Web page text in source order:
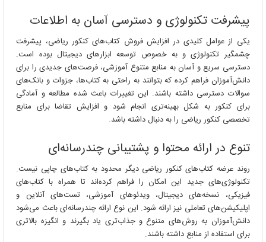
پیشرفت تکنولوژی و دسترسی آسان به اطلاعات
یکی از عوامل کلیدی در افزایش فروش کتاب‌های کنکور ریاضی، پیشرفت
چشمگیر تکنولوژی و به خصوص توسعه ابزارهای دیجیتال بوده است.
دسترسی سریع و آسان به منابع متنوع آموزشی، فرصت‌های جدیدی را برای
دانش‌آموزان فراهم کرده که بتوانند به راحتی به کتاب‌ها، جزوات و بانک‌های
سوالات دسترسی داشته باشند. این تغییرات باعث شده مطالعه و آمادگی
برای کنکور به شکل بهینه‌تری انجام شود و افزایش تقاضا برای منابع
تخصصی کنکور ریاضی را به دنبال داشته باشد.
تنوع در ارائه محتوا و پشتیبانی چندرسانه‌ای
روند عرضه کتاب‌های کنکور ریاضی دیگر محدود به کتاب‌های چاپی نیست.
تکنولوژی‌های جدید این امکان را فراهم کرده‌اند تا همراه با کتاب‌های
فیزیکی، نسخه‌های دیجیتال، ویدئوهای آموزشی، تست‌های آنلاین و
اپلیکیشن‌های تعاملی نیز ارائه شود. این نوع ارائه چندرسانه‌ای باعث می‌شود
دانش‌آموزان به روش‌های متنوع و جذاب‌تری یاد بگیرند و انگیزه بالاتری
برای استفاده از منابع داشته باشند.